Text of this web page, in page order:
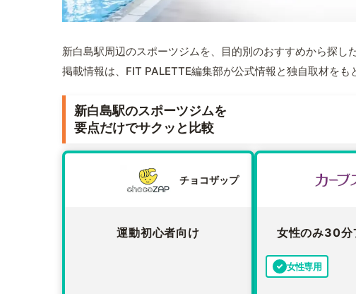
新白島駅周辺のスポーツジムを、目的別のおすすめから探
掲載情報は、FIT PALETTE編集部が公式情報と独自取材をも
新白島駅のスポーツジムを
要点だけでサクッと比較
チョコザップ
運動初心者向け 女性のみ30分
女性専用